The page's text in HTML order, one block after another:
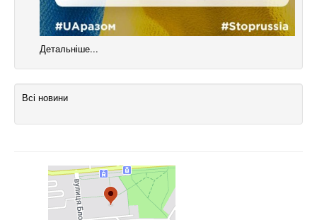
Детальніше...
Всі новини